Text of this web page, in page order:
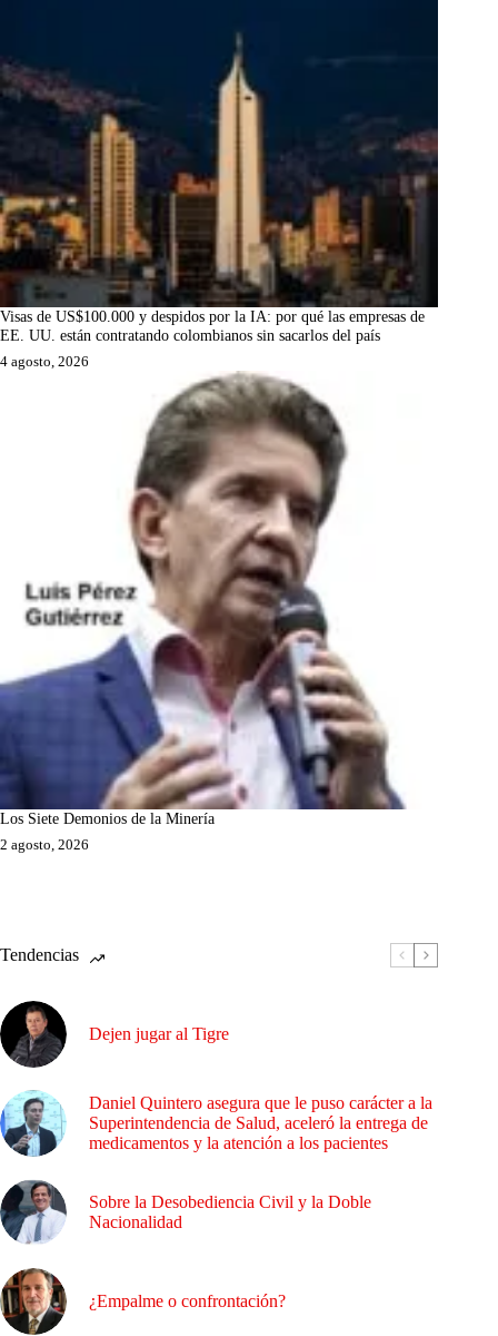
Visas de US$100.000 y despidos por la IA: por qué las empresas de
EE. UU. están contratando colombianos sin sacarlos del país
4 agosto, 2026
Los Siete Demonios de la Minería
2 agosto, 2026
Tendencias
Dejen jugar al Tigre
Daniel Quintero asegura que le puso carácter a la
Superintendencia de Salud, aceleró la entrega de
medicamentos y la atención a los pacientes
Sobre la Desobediencia Civil y la Doble
Nacionalidad
¿Empalme o confrontación?